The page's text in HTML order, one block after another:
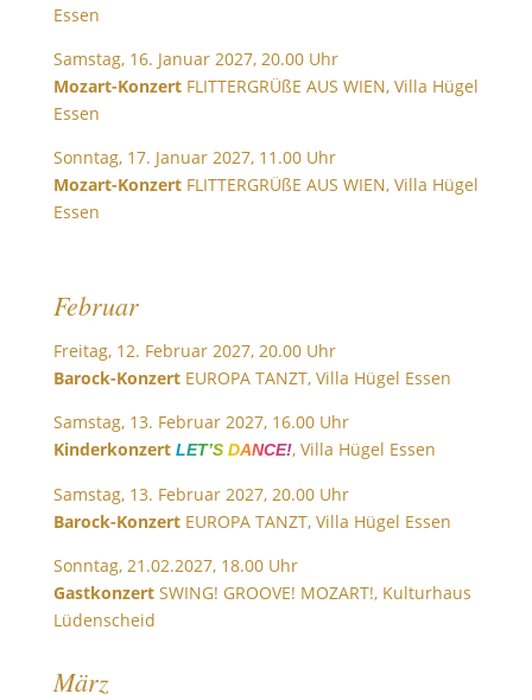
Essen
Samstag, 16. Januar 2027, 20.00 Uhr
Mozart-KonzertFLITTERGRÜßE AUS WIEN, Villa Hügel
Essen
Sonntag, 17. Januar 2027, 11.00 Uhr
Mozart-KonzertFLITTERGRÜßE AUS WIEN, Villa Hügel
Essen
Februar
Freitag, 12. Februar 2027, 20.00 Uhr
Barock-KonzertEUROPA TANZT, Villa Hügel Essen
Samstag, 13. Februar 2027, 16.00 Uhr
Kinderkonzert LET’S DANCE!, Villa Hügel Essen
Samstag, 13. Februar 2027, 20.00 Uhr
Barock-KonzertEUROPA TANZT, Villa Hügel Essen
Sonntag, 21.02.2027, 18.00 Uhr
GastkonzertSWING! GROOVE! MOZART!, Kulturhaus
Lüdenscheid
März